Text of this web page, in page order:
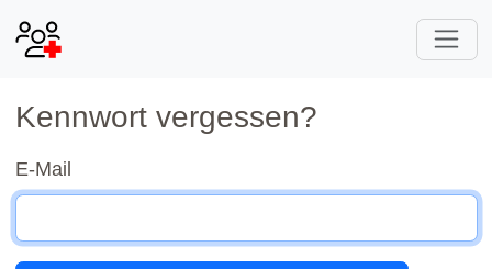
Kennwort vergessen?
E-Mail